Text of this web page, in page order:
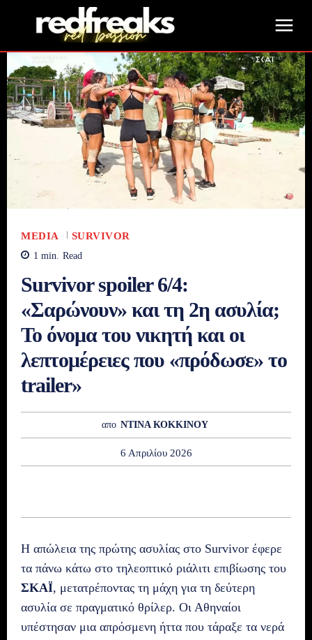
MEDIA SURVIVOR
1 min. Read
Survivor spoiler 6/4:
«Σαρώνουν» και τη 2η ασυλία;
Το όνομα του νικητή και οι
λεπτομέρειες που «πρόδωσε» το
trailer»
απο ΝΤΙΝΑ ΚΟΚΚΙΝΟΥ
6 Απριλίου 2026
Η απώλεια της πρώτης ασυλίας στο Survivor έφερε
τα πάνω κάτω στο τηλεοπτικό ριάλιτι επιβίωσης του
ΣΚΑΪ, μετατρέποντας τη μάχη για τη δεύτερη
ασυλία σε πραγματικό θρίλερ. Οι Αθηναίοι
υπέστησαν μια απρόσμενη ήττα που τάραξε τα νερά